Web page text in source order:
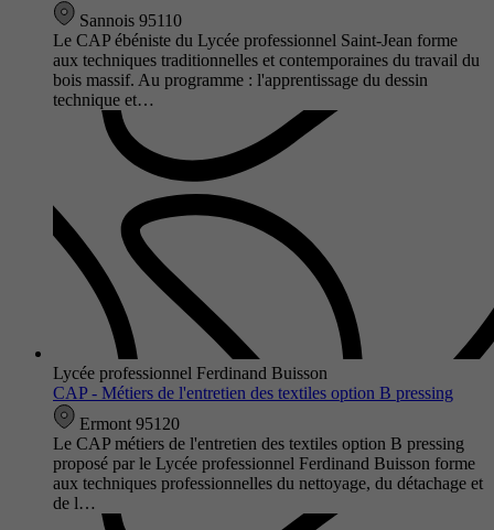
Sannois 95110
Le CAP ébéniste du Lycée professionnel Saint-Jean forme
aux techniques traditionnelles et contemporaines du travail du
bois massif. Au programme : l'apprentissage du dessin
technique et…
Lycée professionnel Ferdinand Buisson
CAP - Métiers de l'entretien des textiles option B pressing
Ermont 95120
Le CAP métiers de l'entretien des textiles option B pressing
proposé par le Lycée professionnel Ferdinand Buisson forme
aux techniques professionnelles du nettoyage, du détachage et
de l…